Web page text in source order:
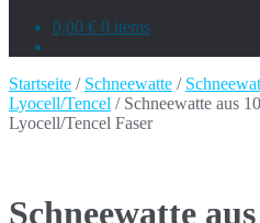
0,00 € 0 items
Startseite / Schneewatte /
Lyocell/Tencel / Schneewatte aus
Lyocell/Tencel Faser
Schneewatte